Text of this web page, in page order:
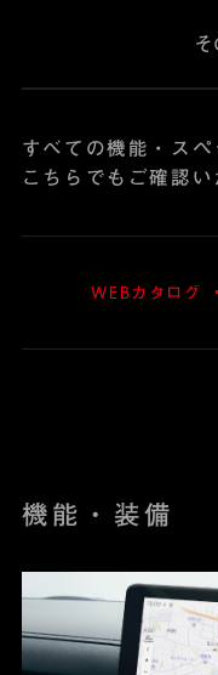
すべての機能・スペ
こちらでもご確認い
WEBカタログ
機能・装備